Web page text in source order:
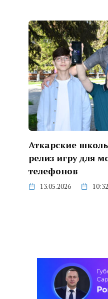
Аткарские
релиз игру для
телефонов
13.05.2026 10:32